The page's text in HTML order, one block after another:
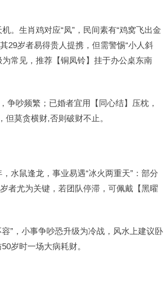
。生肖鸡对应“凤”，民间素有“鸡窝飞出金
29岁者易得贵人提携，但需警惕“小人斜
常见，推荐【铜凤铃】挂于办公桌东南
争吵频繁；已婚者宜用【同心结】压枕，
但莫贪横财,否则破财不止。
水鼠逢龙，事业易遇“冰火两重天”：部分
者尤为关键，若团队停滞，可佩戴【黑曜
”，小事争吵恐升级为冷战，风水上建议卧
岁时一场大病耗财。